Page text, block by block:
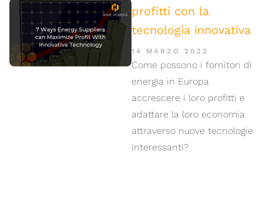
profitti con la
tecnologia innovativa
14 MARZO 2022
Come possono i fornitori di
energia in Europa
accrescere i loro profitti e
adattare la loro economia
attraverso nuove tecnologie
interessanti?